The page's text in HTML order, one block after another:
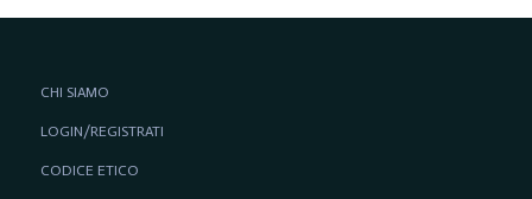
CHI SIAMO
LOGIN/REGISTRATI
CODICE ETICO